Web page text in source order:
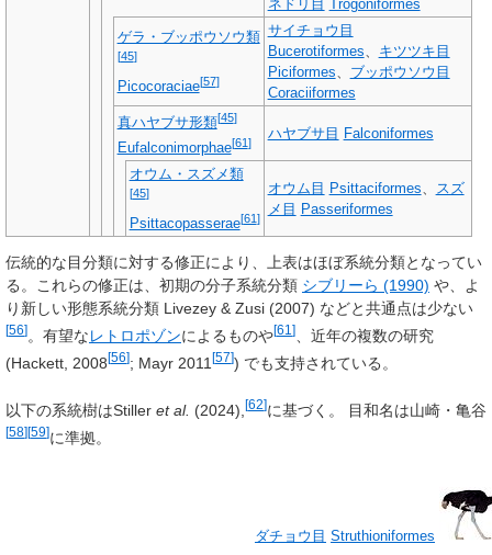
ネドリ目 Trogoniformes
ゲラ・ブッポウソウ類
[45]
Picocoraciae[57]
サイチョウ目
Bucerotiformes、 キツツキ目
Piciformes、 ブッポウソウ目
Coraciiformes
真ハヤブサ形類[45]
Eufalconimorphae[61]
ハヤブサ目 Falconiformes
オウム・スズメ類
[45]
Psittacopasserae[61]
オウム目 Psittaciformes、 スズ
メ目 Passeriformes
伝統的な目分類に対する修正により、上表はほぼ系統分類となってい
る。これらの修正は、初期の分子系統分類 シブリーら (1990) や、よ
り新しい形態系統分類 Livezey & Zusi (2007) などと共通点は少ない
[56] 。有望なレトロポゾンによるものや[61 ]
、近年の複数の研究
(Hackett, 2008[56]; Mayr 2011 [57]) でも支持されている。
以下の系統樹はStiller et al. (2024), [62]に基づく。 目和名は山崎・亀谷
[58][59]に準拠。
ダチョウ目 Struthioniformes